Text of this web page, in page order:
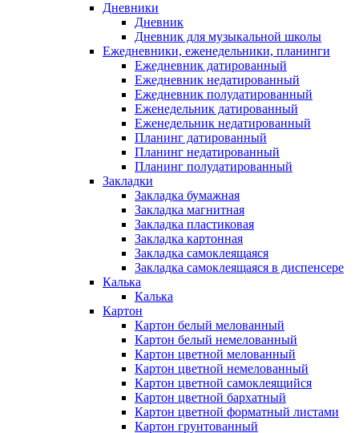
Дневники
Дневник
Дневник для музыкальной школы
Ежедневники, еженедельники, планинги
Ежедневник датированный
Ежедневник недатированный
Ежедневник полудатированный
Еженедельник датированный
Еженедельник недатированный
Планинг датированный
Планинг недатированный
Планинг полудатированный
Закладки
Закладка бумажная
Закладка магнитная
Закладка пластиковая
Закладка картонная
Закладка самоклеящаяся
Закладка самоклеящаяся в диспенсере
Калька
Калька
Картон
Картон белый мелованный
Картон белый немелованный
Картон цветной мелованный
Картон цветной немелованный
Картон цветной самоклеящийся
Картон цветной бархатный
Картон цветной форматный листами
Картон грунтованный